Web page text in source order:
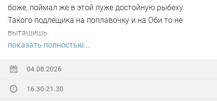
боже, поймал же в этой луже достойную рыбеху.
Такого подлещика на поплавочку и на Оби то не
вытащишь.
поймал.
На заказе еще покидал спиннинг. Поймал 8 наников.
показать полностью...
04.08.2026
16.30-21.30